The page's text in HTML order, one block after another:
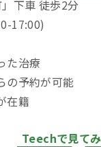
下車 徒歩2分
17:00)
た治療
の予約が可能
在籍
Teechで見てみ